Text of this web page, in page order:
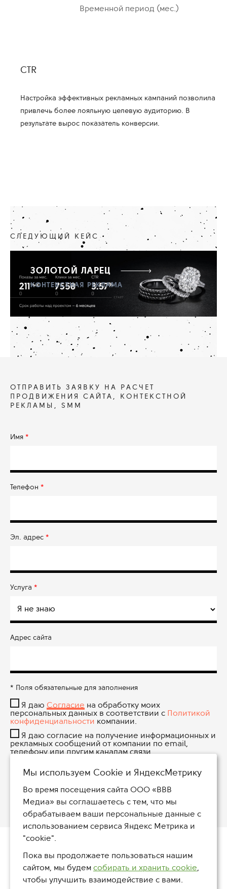
Временной период (мес.)
CTR
Настройка эффективных рекламных кампаний позволила
привлечь более лояльную целевую аудиторию. В
результате вырос показатель конверсии.
СЛЕДУЮЩИЙ КЕЙС
ЗОЛОТОЙ ЛАРЕЦ
КОНТЕКСТНАЯ РЕКЛАМА
ОТПРАВИТЬ ЗАЯВКУ НА РАСЧЕТ
ПРОДВИЖЕНИЯ САЙТА, КОНТЕКСТНОЙ
РЕКЛАМЫ, SMM
Имя *
Телефон *
Эл. адрес *
Услуга *
Адрес сайта
* Поля обязательные для заполнения
Я даю Согласие на обработку моих
персональных данных в соответствии с Политикой
конфиденциальности компании.
Я даю согласие на получение информационных и
рекламных сообщений от компании по email,
телефону или другим каналам связи.
8 (800) 234-47-30
Мы используем Сookie и ЯндексМетрику
Во время посещения сайта ООО «ВВВ
Медиа» вы соглашаетесь с тем, что мы
обрабатываем ваши персональные данные с
использованием сервиса Яндекс Метрика и
"cookie".
Пока вы продолжаете пользоваться нашим
сайтом, мы будем собирать и хранить cookie,
чтобы улучшить взаимодействие с вами.